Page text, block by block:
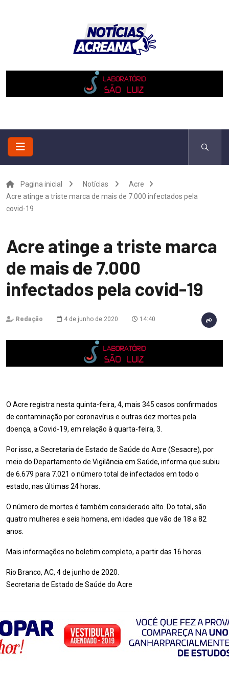
Pagina inicial Notícias
Acre
Acre atinge a triste marca de mais de 7.000 infectados pela
covid-19
Acre atinge a triste marca
de mais de 7.000
infectados pela covid-19
Redação 4 de junho de 2020 14:40
O Acre registra nesta quinta-feira, 4, mais 345 casos confirmados
de contaminação por coronavírus e outras dez mortes pela
doença, a Covid-19, em relação à quarta-feira, 3.
Por isso, a Secretaria de Estado de Saúde do Acre (Sesacre), por
meio do Departamento de Vigilância em Saúde, informa que subiu
de 6.679 para 7.021 o número total de infectados em todo o
estado, nas últimas 24 horas.
O número de mortes é também considerado alto. Do total, são
quatro mulheres e seis homens, em idades que vão de 18 a 82
anos.
Mais informações no boletim completo, a partir das 16 horas.
Rio Branco, AC, 4 de junho de 2020.
Secretaria de Estado de Saúde do Acre